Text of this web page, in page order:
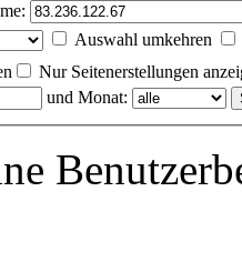
Auswahl umkehren
Nur Seitenerstellungen
und Monat: